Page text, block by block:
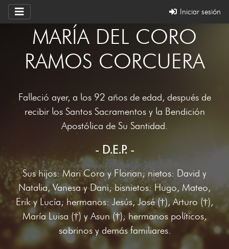
Iniciar sesión
MARÍA DEL CORO
RAMOS CORCUERA
Falleció ayer, a los 92 años de edad, después de
recibir los Santos Sacramentos y la Bendición
Apostólica de Su Santidad.
- D.E.P. -
Sus hijos: Mari Coro y Florian; nietos: David y
Natalia, Vanesa y Dani; bisnietos: Hugo, Mateo,
Erik y Lucía; hermanos: Jesús, José (†), Arturo (†),
María Luisa (†) y Asun (†); hermanos políticos,
sobrinos y demás familiares.